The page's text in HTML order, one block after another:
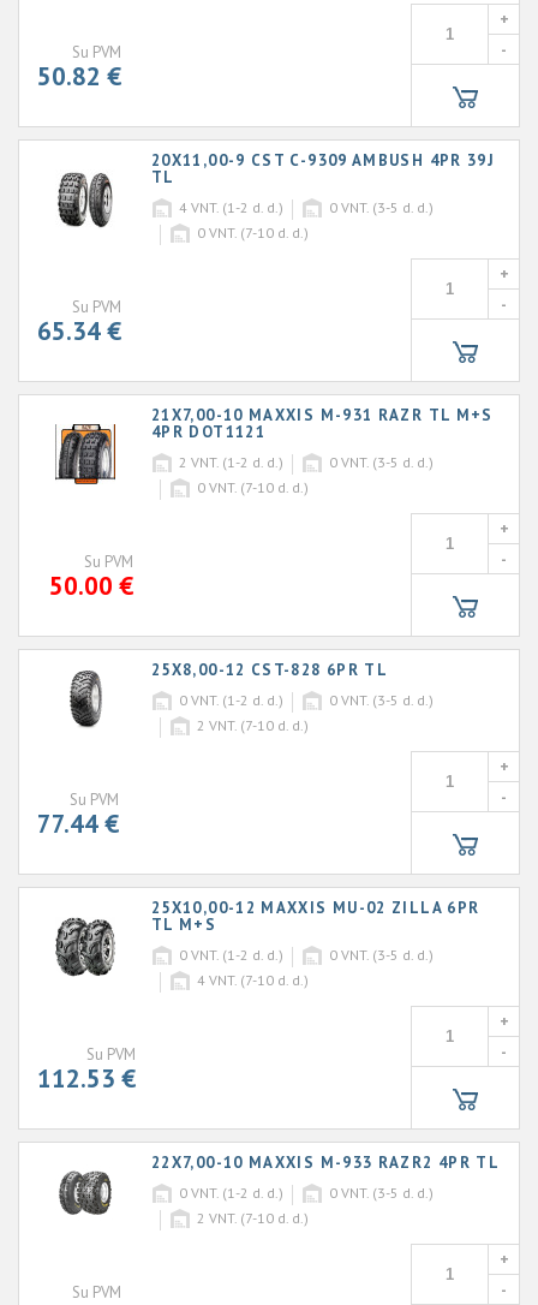
Su PVM
50.82 €
+
-
20X11,00-9 CST C-9309 AMBUSH 4PR 39J
TL
4 VNT. (1-2 d. d.) 0 VNT. (3-5 d. d.)
0 VNT. (7-10 d. d.)
Su PVM
65.34 €
+
-
21X7,00-10 MAXXIS M-931 RAZR TL M+S
4PR DOT1121
2 VNT. (1-2 d. d.) 0 VNT. (3-5 d. d.)
0 VNT. (7-10 d. d.)
Su PVM
50.00 €
+
-
25X8,00-12 CST-828 6PR TL
0 VNT. (1-2 d. d.) 0 VNT. (3-5 d. d.)
2 VNT. (7-10 d. d.)
Su PVM
77.44 €
+
-
25X10,00-12 MAXXIS MU-02 ZILLA 6PR
TL M+S
0 VNT. (1-2 d. d.) 0 VNT. (3-5 d. d.)
4 VNT. (7-10 d. d.)
Su PVM
112.53 €
+
-
22X7,00-10 MAXXIS M-933 RAZR2 4PR TL
0 VNT. (1-2 d. d.) 0 VNT. (3-5 d. d.)
2 VNT. (7-10 d. d.)
Su PVM
+
-